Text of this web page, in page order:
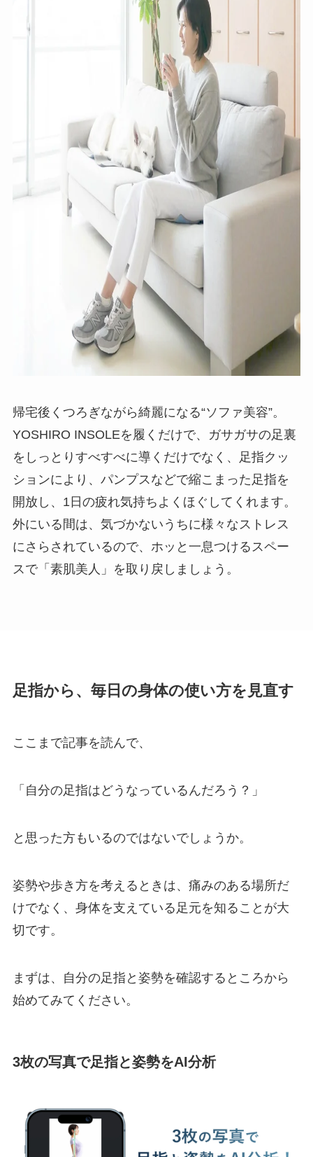
帰宅後くつろぎながら綺麗になる“ソファ美容”。
YOSHIRO INSOLEを履くだけで、ガサガサの足裏
をしっとりすべすべに導くだけでなく、足指クッ
ションにより、パンプスなどで縮こまった足指を
開放し、1日の疲れ気持ちよくほぐしてくれます。
外にいる間は、気づかないうちに様々なストレス
にさらされているので、ホッと一息つけるスペー
スで「素肌美人」を取り戻しましょう。
足指から、毎日の身体の使い方を見直す
ここまで記事を読んで、
「自分の足指はどうなっているんだろう？」
と思った方もいるのではないでしょうか。
姿勢や歩き方を考えるときは、痛みのある場所だ
けでなく、身体を支えている足元を知ることが大
切です。
まずは、自分の足指と姿勢を確認するところから
始めてみてください。
3枚の写真で足指と姿勢をAI分析